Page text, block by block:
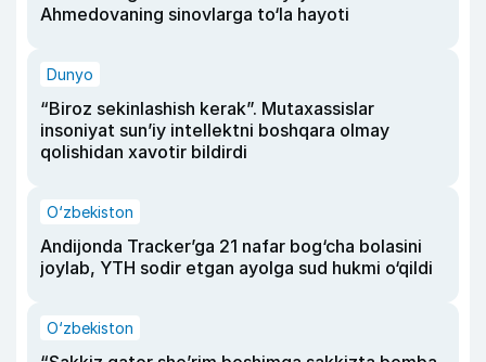
Ahmedovaning sinovlarga to‘la hayoti
Dunyo
“Biroz sekinlashish kerak”. Mutaxassislar
insoniyat sun’iy intellektni boshqara olmay
qolishidan xavotir bildirdi
O‘zbekiston
Andijonda Tracker’ga 21 nafar bog‘cha bolasini
joylab, YTH sodir etgan ayolga sud hukmi o‘qildi
O‘zbekiston